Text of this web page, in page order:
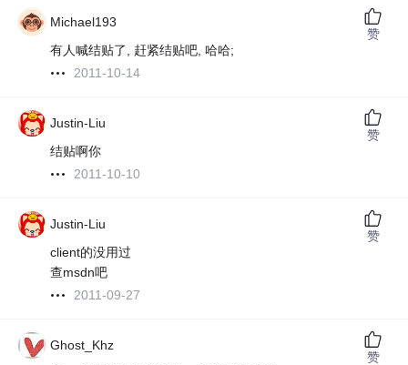
Michael193
有人喊结贴了, 赶紧结贴吧, 哈哈;
2011-10-14
赞
Justin-Liu
结贴啊你
2011-10-10
赞
Justin-Liu
client的没用过
查msdn吧
2011-09-27
赞
Ghost_Khz
赞